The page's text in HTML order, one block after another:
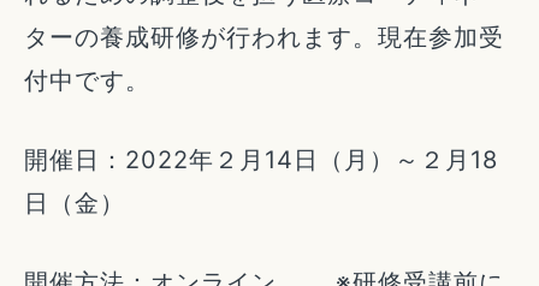
ターの養成研修が行われます。現在参加受
付中です。
開催日：2022年２月14日（月）～２月18
日（金）